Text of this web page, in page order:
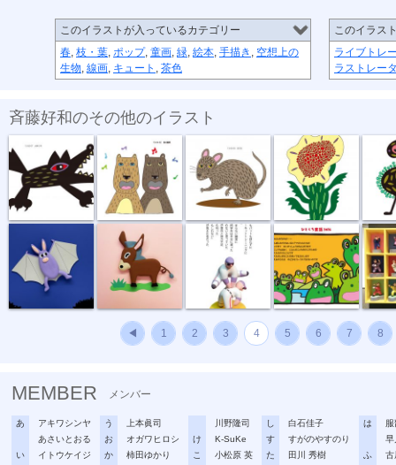
このイラストが入っているカテゴリー
春, 枝・葉, ポップ, 童画, 緑, 絵本, 手描き , 空想上の
生物, 線画, キュート , 茶色
このイラス
ライブトレ
ラストレー
斉藤好和のその他のイラスト
大神2号 森の輪唱 忍び足 ネズミ
コウモリ ロバくん サーキットト... カエルの輪唱 太極拳
◀ 1 2 3 4 5 6 7 8
MEMBER メンバー
あ
アキワシンヤ
あさいとおる
い
イトウケイジ
う
上本眞司
お
オガワヒロシ
か
柿田ゆかり
川野隆司
け
K-SuKe
こ
小松原 英
し
白石佳子
す
すがのやすのり
た
田川 秀樹
は
早
ふ
古